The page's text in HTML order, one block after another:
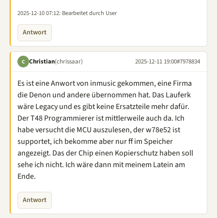
2025-12-10 07:12: Bearbeitet durch User
Antwort
C Christian(chrissaar) 2025-12-11 19:00#7978834
Es ist eine Anwort von inmusic gekommen, eine Firma
die Denon und andere übernommen hat. Das Lauferk
wäre Legacy und es gibt keine Ersatzteile mehr dafür.
Der T48 Programmierer ist mittlerweile auch da. Ich
habe versucht die MCU auszulesen, der w78e52 ist
supportet, ich bekomme aber nur ff im Speicher
angezeigt. Das der Chip einen Kopierschutz haben soll
sehe ich nicht. Ich wäre dann mit meinem Latein am
Ende.
Antwort